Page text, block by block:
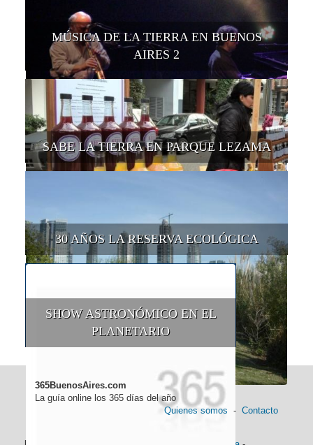
MÚSICA DE LA TIERRA EN BUENOS
AIRES 2
SABE LA TIERRA EN PARQUE LEZAMA
30 AÑOS LA RESERVA ECOLÓGICA
SHOW ASTRONÓMICO EN EL
PLANETARIO
365BuenosAires.com
La guía online los 365 días del año
Quienes somos - Contacto